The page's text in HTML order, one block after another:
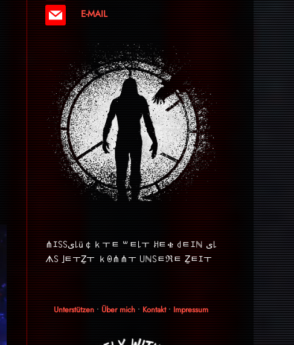
E-MAIL
⋔ｴ꒚꒚ﻯ꒒ü￠ｋￓﾼ ꒳ﾼ꒒ￓ ꎧﾼቄ ꒯ﾼｴℕ ﻯ꒒
ᗑ꒚ ｣ﾼￓẔￓ ｋꑙ⋔⋔ￓ ꒤ℕ꒚ﾼℜﾼ Ẕﾼｴￓ
Unterstützen• Über mich• Kontakt• Impressum